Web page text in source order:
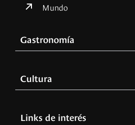
Mundo
Gastronomía
Cultura
Links de interés